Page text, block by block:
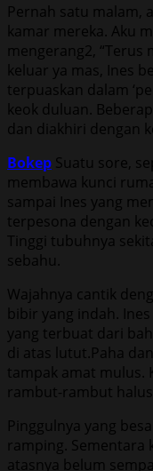
Pernah satu malam,
kamar mereka. Aku
mengerang2, “Terus
keluar ya mas, Ines
terpuaskan dalam
keok duluan.
dan diakhiri dengan
Bokep Suatu sore,
membawa kunci
sampai Ines yang
terpesona dengan
Tinggi tubuhnya
sebahu.
Wajahnya cantik
bibir yang indah.
yang terbuat dari
di atas lutut.Paha
tampak amat mulus.
rambut-rambut
Pinggulnya yang
ramping. Sementara
atasnya belum